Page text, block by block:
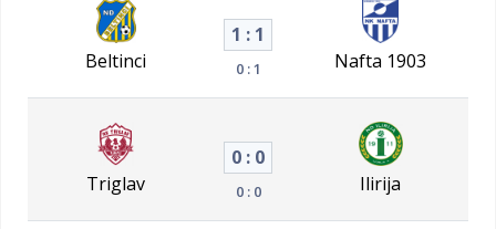
Beltinci
1 : 1
0 : 1 Nafta 1903
Triglav
0 : 0
0 : 0 Ilirija